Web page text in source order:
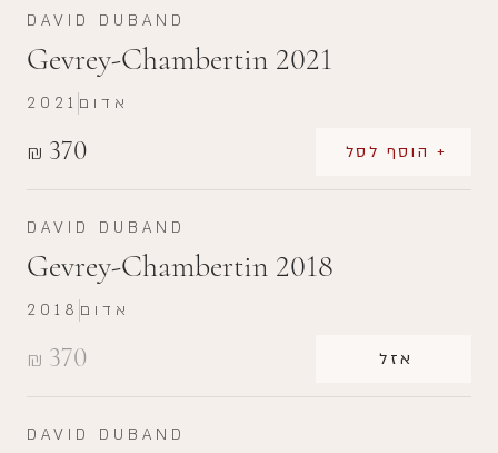
DAVID DUBAND
Gevrey-Chambertin 2021
₪ 370 + הוסף לסל
2021 אדום
DAVID DUBAND
Gevrey-Chambertin 2018
₪ 370 אזל
2018 אדום
DAVID DUBAND